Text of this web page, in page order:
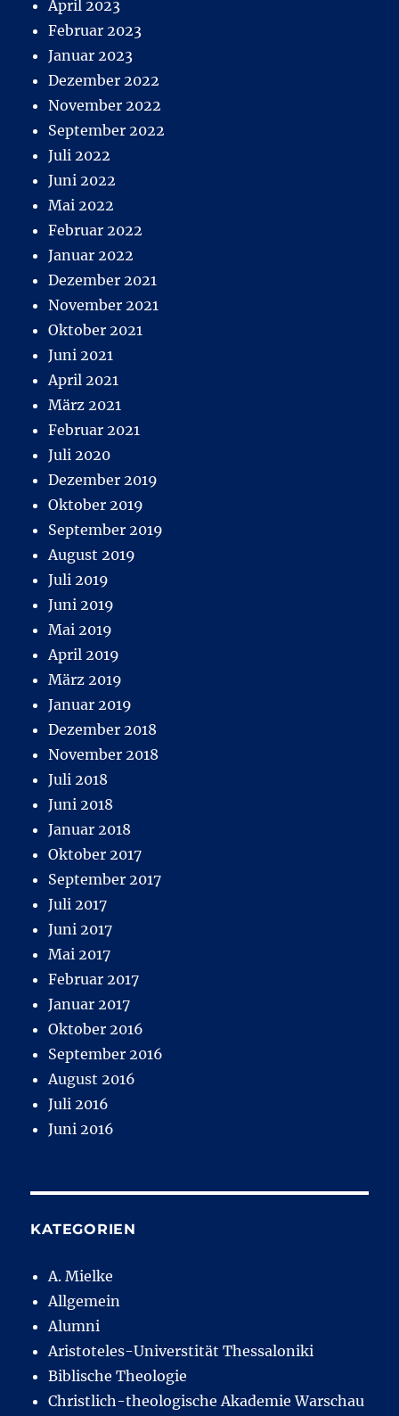
April 2023
Februar 2023
Januar 2023
Dezember 2022
November 2022
September 2022
Juli 2022
Juni 2022
Mai 2022
Februar 2022
Januar 2022
Dezember 2021
November 2021
Oktober 2021
Juni 2021
April 2021
März 2021
Februar 2021
Juli 2020
Dezember 2019
Oktober 2019
September 2019
August 2019
Juli 2019
Juni 2019
Mai 2019
April 2019
März 2019
Januar 2019
Dezember 2018
November 2018
Juli 2018
Juni 2018
Januar 2018
Oktober 2017
September 2017
Juli 2017
Juni 2017
Mai 2017
Februar 2017
Januar 2017
Oktober 2016
September 2016
August 2016
Juli 2016
Juni 2016
KATEGORIEN
A. Mielke
Allgemein
Alumni
Aristoteles-Universtität Thessaloniki
Biblische Theologie
Christlich-theologische Akademie Warschau